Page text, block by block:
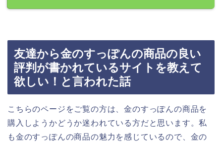
友達から金のすっぽんの商品の良い
評判が書かれているサイトを教えて
欲しい！と言われた話
こちらのページをご覧の方は、金のすっぽんの商品を
購入しようかどうか迷われている方だと思います。私
も金のすっぽんの商品の魅力を感じているので、金の